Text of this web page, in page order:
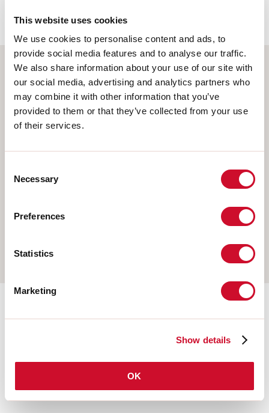
This website uses cookies
We use cookies to personalise content and ads, to
provide social media features and to analyse our traffic.
We also share information about your use of our site with
our social media, advertising and analytics partners who
may combine it with other information that you’ve
provided to them or that they’ve collected from your use
of their services.
Selection
Necessary
Preferences
Statistics
Marketing
Show details
OK
Selecteer uw product
RAIL
Aanvullende accessoires
150 CAP